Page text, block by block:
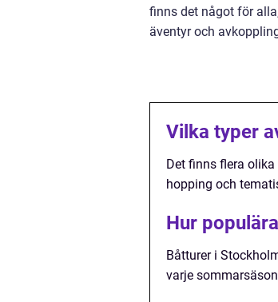
finns det något för
äventyr och
Vilka typer
Det finns flera
hopping och
Hur
Båtturer i
varje